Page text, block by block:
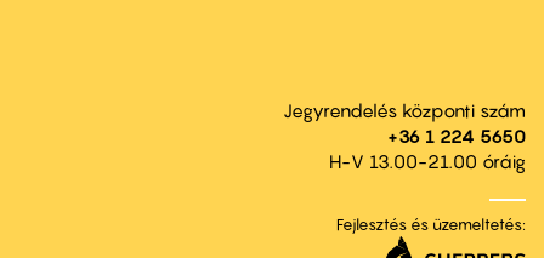
Jegyrendelés központi szám
+36 1 224 5650
H-V 13.00-21.00 óráig
Fejlesztés és üzemeltetés: